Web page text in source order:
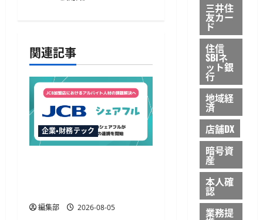
ン
関連記事
企業・財務テック
編集部 2026-08-05
三井住
友カー
ド
住信
SBIネ
ット銀
行
地域経
済
店舗DX
暗号資
産
本人確
認
業務提